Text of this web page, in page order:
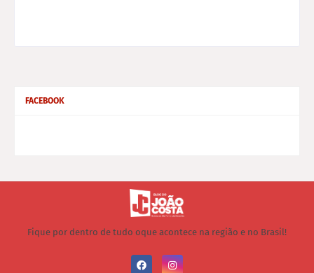
FACEBOOK
Fique por dentro de tudo oque acontece na região e no Brasil!